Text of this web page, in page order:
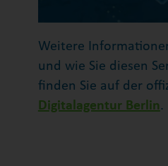
Weitere
und wie Sie diesen
finden Sie auf der
Digitalagentur Berlin .